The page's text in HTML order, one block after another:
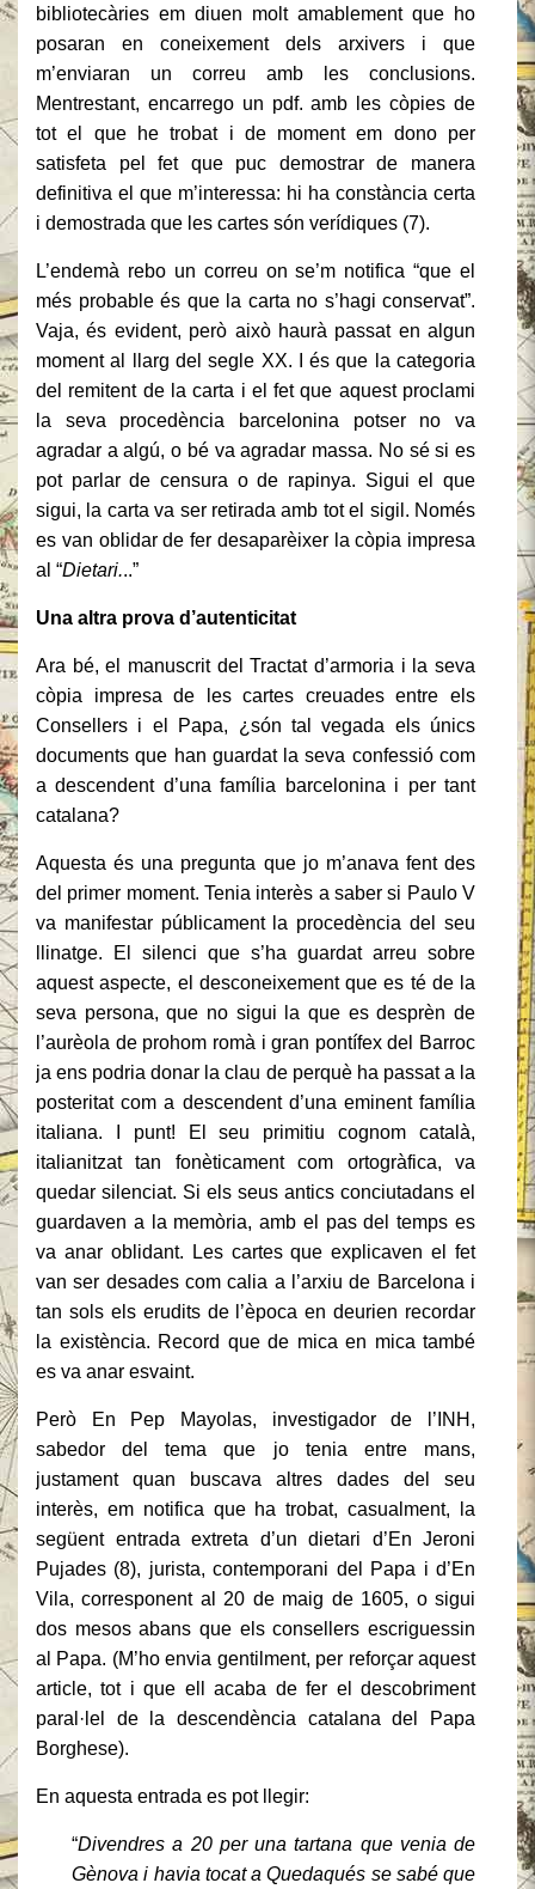
bibliotecàries em diuen molt amablement que ho
posaran en coneixement dels arxivers i que
m’enviaran un correu amb les conclusions.
Mentrestant, encarrego un pdf. amb les còpies de
tot el que he trobat i de moment em dono per
satisfeta pel fet que puc demostrar de manera
definitiva el que m’interessa: hi ha constància certa
i demostrada que les cartes són verídiques (7).
L’endemà rebo un correu on se’m notifica “que el
més probable és que la carta no s’hagi conservat”.
Vaja, és evident, però això haurà passat en algun
moment al llarg del segle XX. I és que la categoria
del remitent de la carta i el fet que aquest proclami
la seva procedència barcelonina potser no va
agradar a algú, o bé va agradar massa. No sé si es
pot parlar de censura o de rapinya. Sigui el que
sigui, la carta va ser retirada amb tot el sigil. Només
es van oblidar de fer desaparèixer la còpia impresa
al “Dietari...”
Una altra prova d’autenticitat
Ara bé, el manuscrit del Tractat d’armoria i la seva
còpia impresa de les cartes creuades entre els
Consellers i el Papa, ¿són tal vegada els únics
documents que han guardat la seva confessió com
a descendent d’una família barcelonina i per tant
catalana?
Aquesta és una pregunta que jo m’anava fent des
del primer moment. Tenia interès a saber si Paulo V
va manifestar públicament la procedència del seu
llinatge. El silenci que s’ha guardat arreu sobre
aquest aspecte, el desconeixement que es té de la
seva persona, que no sigui la que es desprèn de
l’aurèola de prohom romà i gran pontífex del Barroc
ja ens podria donar la clau de perquè ha passat a la
posteritat com a descendent d’una eminent família
italiana. I punt! El seu primitiu cognom català,
italianitzat tan fonèticament com ortogràfica, va
quedar silenciat. Si els seus antics conciutadans el
guardaven a la memòria, amb el pas del temps es
va anar oblidant. Les cartes que explicaven el fet
van ser desades com calia a l’arxiu de Barcelona i
tan sols els erudits de l’època en deurien recordar
la existència. Record que de mica en mica també
es va anar esvaint.
Però En Pep Mayolas, investigador de l’INH,
sabedor del tema que jo tenia entre mans,
justament quan buscava altres dades del seu
interès, em notifica que ha trobat, casualment, la
següent entrada extreta d’un dietari d’En Jeroni
Pujades (8), jurista, contemporani del Papa i d’En
Vila, corresponent al 20 de maig de 1605, o sigui
dos mesos abans que els consellers escriguessin
al Papa. (M’ho envia gentilment, per reforçar aquest
article, tot i que ell acaba de fer el descobriment
paral·lel de la descendència catalana del Papa
Borghese).
En aquesta entrada es pot llegir:
“Divendres a 20 per una tartana que venia de
Gènova i havia tocat a Quedaqués se sabé que